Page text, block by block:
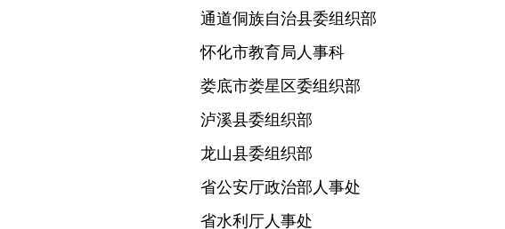
通道侗族自治县委组织部
怀化市教育局人事科
娄底市娄星区委组织部
泸溪县委组织部
龙山县委组织部
省公安厅政治部人事处
省水利厅人事处